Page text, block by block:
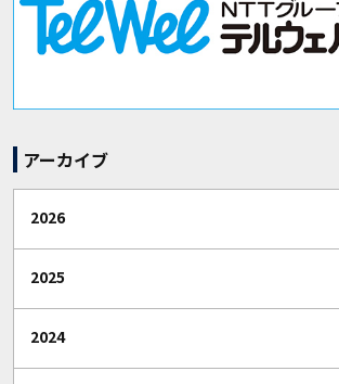
アーカイブ
2026
2025
2024